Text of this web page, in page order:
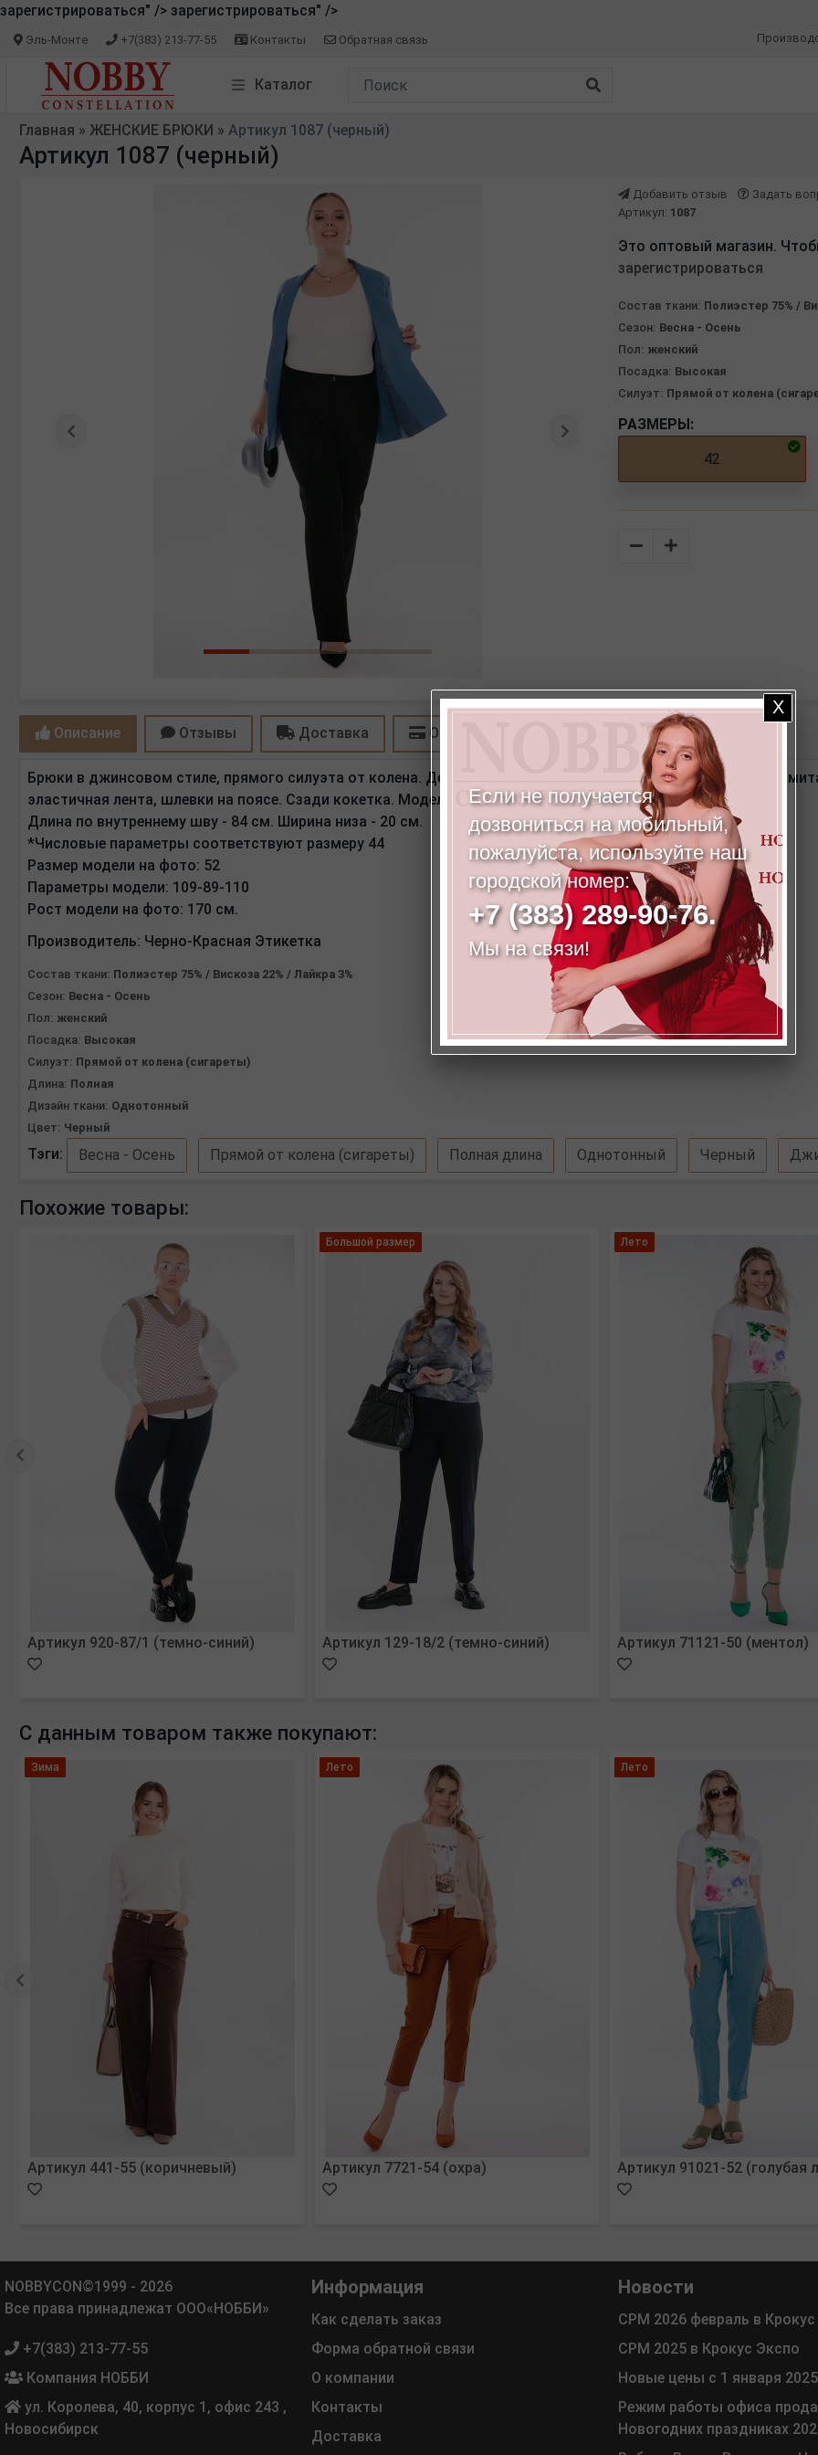
зарегистрироваться" /> зарегистрироваться" />
Эль-Монте +7(383) 213-77-55 Контакты Обратная связь
Каталог
Главная » ЖЕНСКИЕ БРЮКИ » Артикул 1087 (черный)
Артикул 1087 (черный)
Предыдущая Следующая
Добавить отзыв
Задать
Артикул: 1087
Это оптовый магазин.
зарегистрироваться
Состав ткани: Полиэстер 75% /
Сезон: Весна - Осень
Пол: женский
Посадка: Высокая
Силуэт: Прямой от колена
РАЗМЕРЫ:
42
Количество
Описание Отзывы Доставка Оплата
Брюки в джинсовом стиле, прямого силуэта от колена. Детали: спереди застежка на молнию и пуговицу,
эластичная лента, шлевки на поясе. Сзади кокетка. Модель брюк подходит женщинам всех возрастов.
Длина по внутреннему шву - 84 см. Ширина низа - 20 см.
*Числовые параметры соответствуют размеру 44
Размер модели на фото: 52
Параметры модели: 109-89-110
Рост модели на фото: 170 см.
Производитель: Черно-Красная Этикетка
Состав ткани: Полиэстер 75% / Вискоза 22% / Лайкра 3%
Сезон: Весна - Осень
Пол: женский
Посадка: Высокая
Силуэт: Прямой от колена (сигареты)
Длина: Полная
Дизайн ткани: Однотонный
Цвет: Черный
Тэги: Весна - Осень Прямой от колена (сигареты) Полная длина Однотонный Черный
Похожие товары:
Артикул 920-87/1 (темно-синий)
Большой размер
Артикул 129-18/2 (темно-синий)
Лето
Артикул 71121-50 (ментол)
С данным товаром также покупают:
Зима
Артикул 441-55 (коричневый)
Лето
Артикул 7721-54 (охра)
Лето
Артикул 91021-52 (голубая
NOBBYCON©1999 - 2026
Все права принадлежат ООО«НОББИ»
+7(383) 213-77-55
Компания НОББИ
ул. Королева, 40, корпус 1, офис 243 ,
Новосибирск
Информация
Как сделать заказ
Форма обратной связи
О компании
Контакты
Доставка
Новости
СРМ 2026 февраль в
СРМ 2025 в Крокус Экспо
Новые цены с 1 января
Режим работы офиса
Новогодних праздниках
Если не получается
дозвониться на мобильный,
пожалуйста, используйте наш
городской номер:
+7 (383) 289-90-76.
Мы на связи!